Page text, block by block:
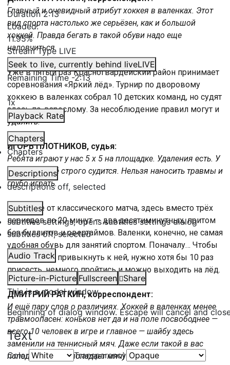
Duration2:13
Loaded:
11.95%
Stream Type LIVE
Seek to live, currently behind liveLIVE
Remaining Time-2:13
1x
Playback Rate
Chapters
Chapters
Descriptions
descriptions off, selected
Subtitles
subtitles settings, opens subtitles settings dialog
subtitles off, selected
Audio Track
Picture-in-Picture Fullscreen
Share
This is a modal window.
Beginning of dialog window. Escape will cancel and
Text
Color Transparency
Главный и очевидный атрибут хоккея в валенках. Этот
вид спорта настолько же серьёзен, как и большой
хоккей. Правда бегать в такой обуви надо еще
наловчиться.
Уже в пятый раз Красногвардейский район принимает
соревнования «Яркий лёд». Турнир по дворовому
хоккею в валенках собрал 10 детских команд, но судят
здесь по-взрослому. За несоблюдение правил могут и
удалить.
ИГОРЬ ПЛОТНИКОВ, судья:
Ребята играют у нас 5 х 5 на площадке. Удаления есть. У
нас также всё строго судится. Нельзя наносить травмы и
грубо играть.
В отличие от классического матча, здесь вместо трёх
периодов по 20 минут — два десятиминутных, притом
без буллитов и овертаймов. Валенки, конечно, не самая
удобная обувь для занятий спортом. Поначалу… Чтобы
хорошенько привыкнуть к ней, нужно хотя бы 10 раз
присесть, немного пройтись и можно выходить на лёд.
ДМИТРИЙ РАТКИН, корреспондент:
И ещё пару слов о различиях. Хоккей в валенках менее
травмоопасен: коньков нет да и на поле посвободнее —
всего 10 человек в игре и главное — шайбу здесь
заменили на теннисный мяч. Даже если такой в вас
попадёт (В меня попадает мяч) неприятно, то ничего